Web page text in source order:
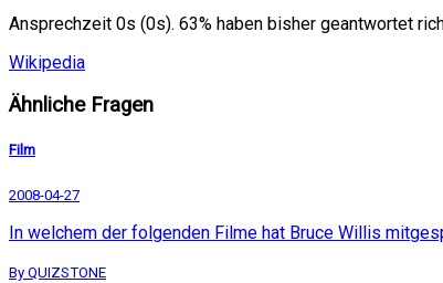
Ansprechzeit 0s (0s). 63% haben bisher geantwortet
Wikipedia
Ähnliche Fragen
Film
2008-04-27
In welchem der folgenden Filme hat Bruce Willis
By QUIZSTONE